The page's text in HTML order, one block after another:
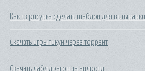
Как из рисунка сделать шаблон для вытынанки
Скачать игры тикун через торрент
Скачать дабл драгон на андроид